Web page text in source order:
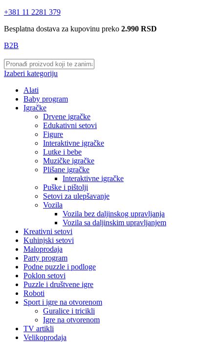
+381 11 2281 379
Besplatna dostava za kupovinu preko 2.990 RSD
B2B
Izaberi kategoriju
Alati
Baby program
Igračke
Drvene igračke
Edukativni setovi
Figure
Interaktivne igračke
Lutke i bebe
Muzičke igračke
Plišane igračke
Interaktivne igračke
Puške i pištolji
Setovi za ulepšavanje
Vozila
Vozila bez daljinskog upravljanja
Vozila sa daljinskim upravljanjem
Kreativni setovi
Kuhinjski setovi
Maloprodaja
Party program
Podne puzzle i podloge
Poklon setovi
Puzzle i društvene igre
Roboti
Sport i igre na otvorenom
Guralice i tricikli
Igre na otvorenom
TV artikli
Velikoprodaja